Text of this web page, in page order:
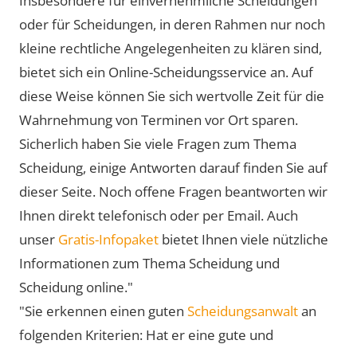
oder für Scheidungen, in deren Rahmen nur noch
kleine rechtliche Angelegenheiten zu klären sind,
bietet sich ein Online-Scheidungsservice an. Auf
diese Weise können Sie sich wertvolle Zeit für die
Wahrnehmung von Terminen vor Ort sparen.
Sicherlich haben Sie viele Fragen zum Thema
Scheidung, einige Antworten darauf finden Sie auf
dieser Seite. Noch offene Fragen beantworten wir
Ihnen direkt telefonisch oder per Email. Auch
unser Gratis-Infopaket bietet Ihnen viele nützliche
Informationen zum Thema Scheidung und
Scheidung online."
"Sie erkennen einen guten Scheidungsanwaltan
folgenden Kriterien: Hat er eine gute und